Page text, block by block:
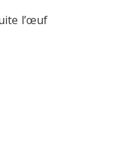
l’œuf